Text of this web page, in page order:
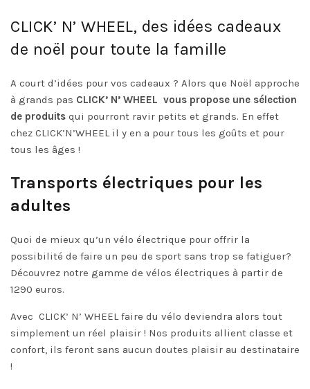
CLICK’ N’ WHEEL, des idées cadeaux
de noël pour toute la famille
A court d’idées pour vos cadeaux ? Alors que Noël approche
à grands pas CLICK’ N’ WHEEL vous propose une sélection
de produits qui pourront ravir petits et grands. En effet
chez CLICK’N’WHEEL il y en a pour tous les goûts et pour
tous les âges !
Transports électriques pour les
adultes
Quoi de mieux qu’un vélo électrique pour offrir la
possibilité de faire un peu de sport sans trop se fatiguer?
Découvrez notre gamme de vélos électriques à partir de
1290 euros.
Avec CLICK’ N’ WHEEL faire du vélo deviendra alors tout
simplement un réel plaisir ! Nos produits allient classe et
confort, ils feront sans aucun doutes plaisir au destinataire
!